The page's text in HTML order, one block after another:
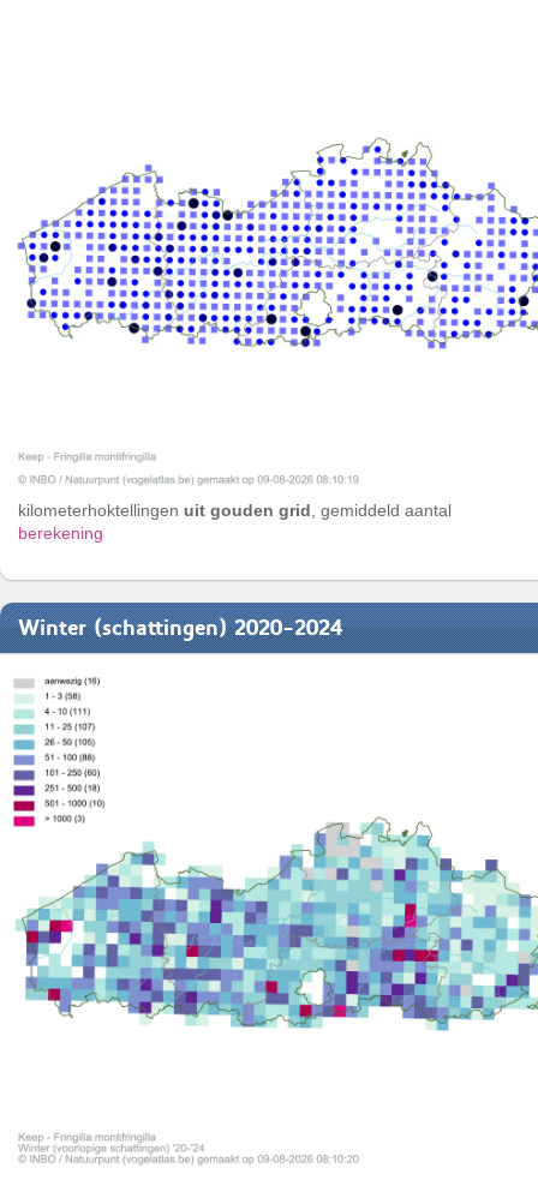
kilometerhoktellingen uit gouden grid, gemiddeld aantal
berekening
Winter (schattingen) 2020-2024